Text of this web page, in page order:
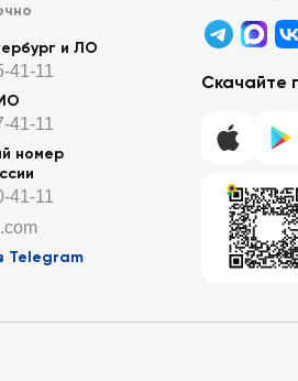
и ЛО
41-11
41-11
номер
41-11
Telegram
Скачайте